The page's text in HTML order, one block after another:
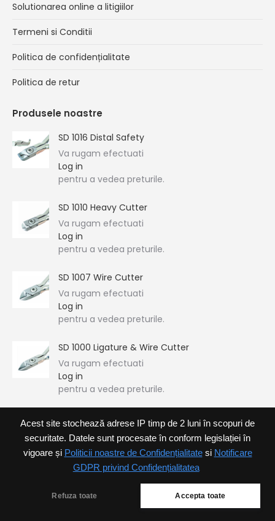
Acest site stochează adrese IP timp de 2 luni în scopuri de
securitate. Datele sunt procesate în conform legislației în
vigoare și Politicii noastre de Confidențialitatesi Notificare
GDPR privind Confidențialitatea
Refuza toate Accepta toate
Solutionarea online a litigiilor
Termeni si Conditii
Politica de confidențialitate
Politica de retur
Produsele noastre
SD 1016 Distal Safety
Va rugam efectuati
Log in
pentru a vedea preturile.
SD 1010 Heavy Cutter
Va rugam efectuati
Log in
pentru a vedea preturile.
SD 1007 Wire Cutter
Va rugam efectuati
Log in
pentru a vedea preturile.
SD 1000 Ligature & Wire Cutter
Va rugam efectuati
Log in
pentru a vedea preturile.
Footer menu